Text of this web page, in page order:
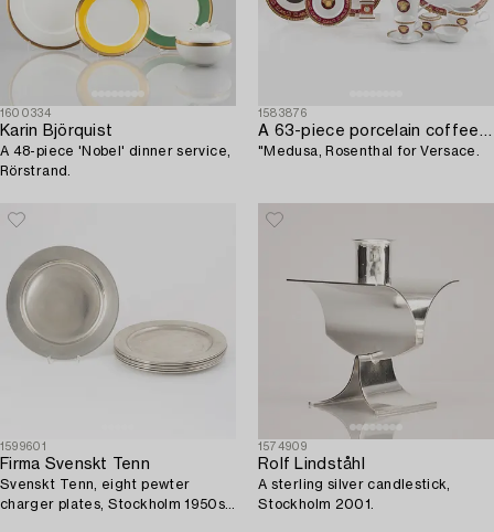
1600334
Karin Björquist
A 48-piece 'Nobel' dinner service,
Rörstrand.
1583876
A 63-piece porcelain coffee and dinner service,
"Medusa, Rosenthal for Versace.
1599601
Firma Svenskt Tenn
Svenskt Tenn, eight pewter
charger plates, Stockholm 1950s-
1574909
Rolf Lindståhl
A sterling silver candlestick,
Stockholm 2001.